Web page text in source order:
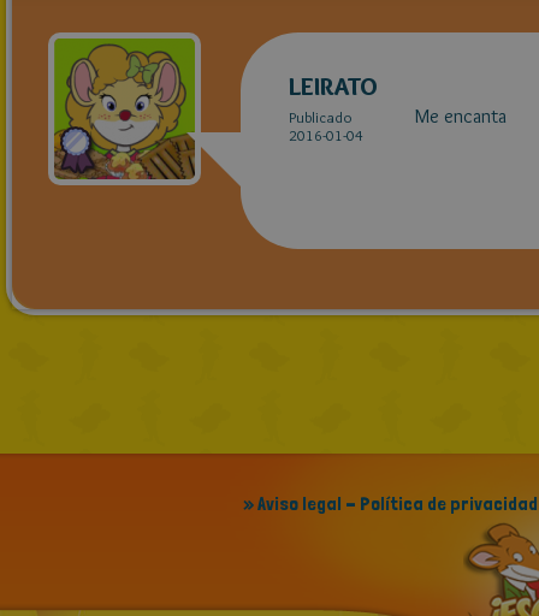
LEIRATO
Publicado
2016-01-04
Me encanta
» Aviso legal - Política de privacidad